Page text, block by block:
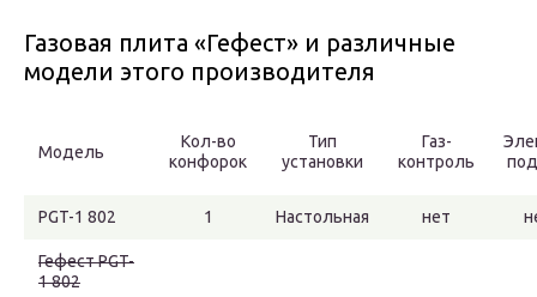
Газовая плита «Гефест» и различные
модели этого производителя
Модель
Кол-во
конфорок
Тип
установки
Газ-
контроль
PGT-1 802 1 Настольная нет
Гефест PGT-
1 802